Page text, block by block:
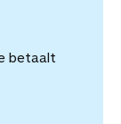
betaalt